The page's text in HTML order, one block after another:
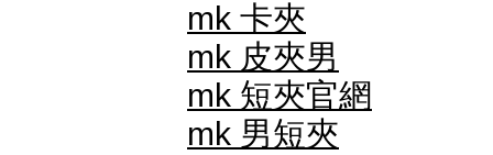
mk 卡夾
mk 皮夾男
mk 短夾官網
mk 男短夾